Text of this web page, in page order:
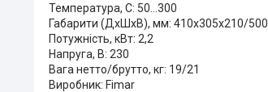
Температура, С: 50…300
Габарити (ДхШхВ), мм: 410x305x210/500
Потужність, кВт: 2,2
Напруга, В: 230
Вага нетто/брутто, кг: 19/21
Виробник: Fimar